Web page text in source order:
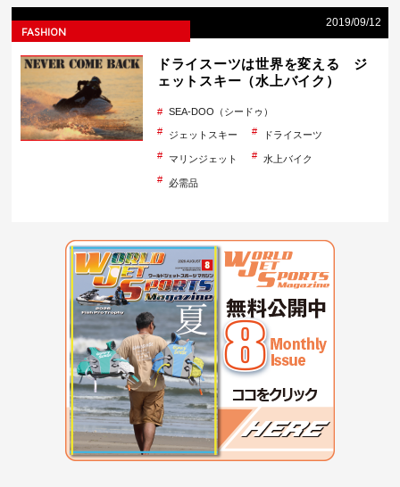
2019/09/12
FASHION
ドライスーツは世界を変える ジ
ェットスキー（水上バイク）
SEA-DOO（シードゥ）
ジェットスキー ドライスーツ
マリンジェット 水上バイク
必需品